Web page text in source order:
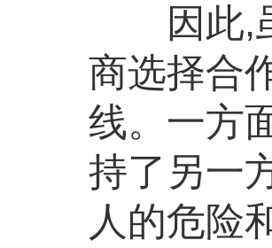
因此,虽
商选择合
线。一方
持了另一
人的危险